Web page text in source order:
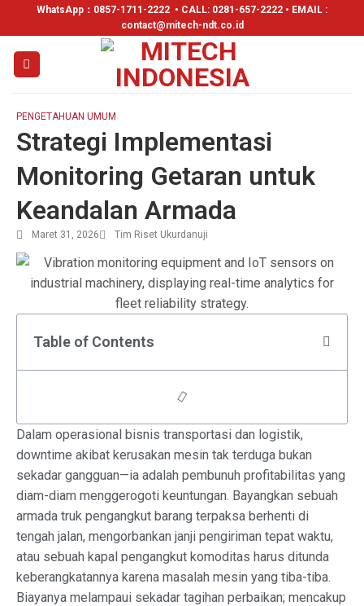
WhatsApp： 0857-1711-2222 • CALL: 0281-657-2222 • EMAIL :
contact@mitech-ndt.co.id
PENGETAHUAN UMUM
Strategi Implementasi
Monitoring Getaran untuk
Keandalan Armada
Maret 31, 2026 Tim Riset Ukurdanuji
Table of Contents
Dalam operasional bisnis transportasi dan logistik,
downtime akibat kerusakan mesin tak terduga bukan
sekadar gangguan—ia adalah pembunuh profitabilitas yang
diam-diam menggerogoti keuntungan. Bayangkan sebuah
armada truk pengangkut barang terpaksa berhenti di
tengah jalan, mengorbankan janji pengiriman tepat waktu,
atau sebuah kapal pengangkut komoditas harus ditunda
keberangkatannya karena masalah mesin yang tiba-tiba.
Biayanya melampaui sekadar tagihan perbaikan; mencakup